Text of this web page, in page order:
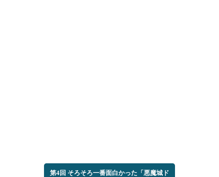
第4回 そろそろ一番面白かった「悪魔城ド